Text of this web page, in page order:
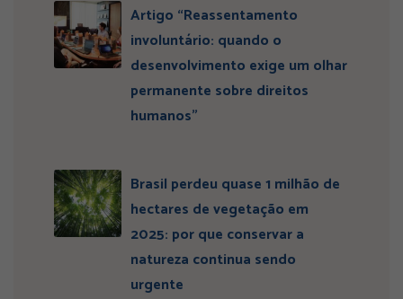
Artigo “Reassentamento
involuntário: quando o
desenvolvimento exige um olhar
permanente sobre direitos
humanos”
Brasil perdeu quase 1 milhão de
hectares de vegetação em
2025: por que conservar a
natureza continua sendo
urgente